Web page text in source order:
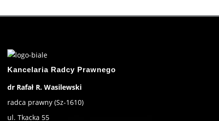
Kancelaria Radcy Prawnego
dr Rafał R. Wasilewski
radca prawny (Sz-1610)
ul. Tkacka 55